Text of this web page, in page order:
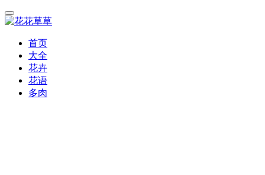
首页
大全
花卉
花语
多肉